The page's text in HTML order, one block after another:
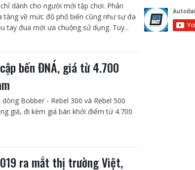
dành cho người mới tập chơi. Phân
tăng về mức độ phổ biến cũng như sự đa
tay đua mới ưa chuộng sử dụng. Tuy...
bến ĐNÁ, giá từ 4.700
Bobber - Rebel 300 và Rebel 500
giá, đi kèm giá bán khởi điểm từ 4.700
ra mắt thị trường Việt,